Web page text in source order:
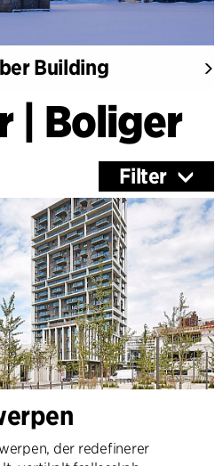
Building
| Boliger
Filter
der redefinerer